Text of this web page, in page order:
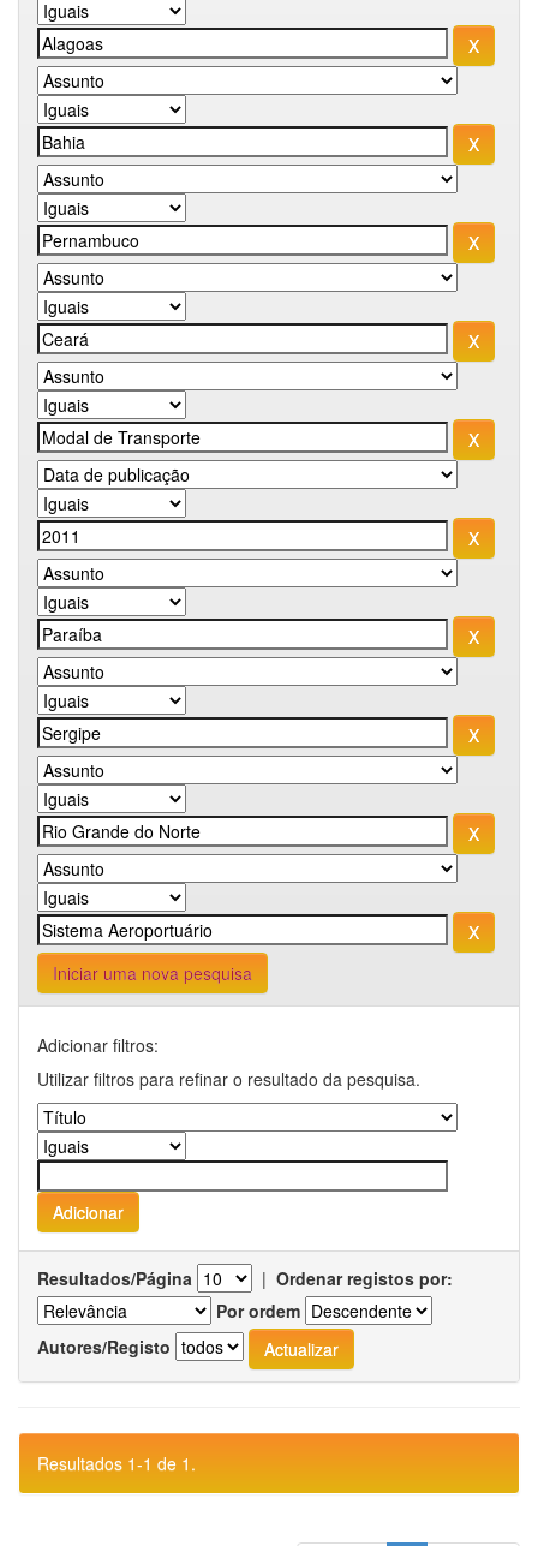
Iniciar uma nova pesquisa
Adicionar filtros:
Utilizar filtros para refinar o resultado da pesquisa.
Resultados/Página | Ordenar registos por:
Por ordem
Autores/Registo
Resultados 1-1 de 1.